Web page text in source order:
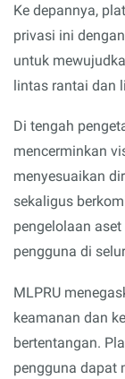
Ke depannya,
privasi ini
untuk
lintas rantai dan
Di tengah
mencerminkan
menyesuaikan
sekaligus
pengelolaan
pengguna di
MLPRU
keamanan dan
bertentangan.
pengguna dapat